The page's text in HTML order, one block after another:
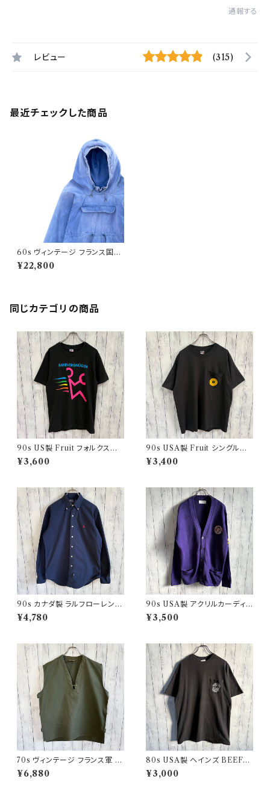
通報する
レビュー (315)
最近チェックした商品
60s ヴィンテージ フランス国鉄
アノラックパーカー ビンテージ
プルオーバー
¥22,800
同じカテゴリの商品
90s US製 Fruit フォルクスワ
ーゲン シングルステッチTシャツ
ヴィンテージTシャツ アド 企業
¥3,600
90s USA製 Fruit シングルス
テッチTシャツ ポケットT scree
nstars ヴィンテージ
¥3,400
90s カナダ製 ラルフローレン
ボタンダウンシャツ Ralph Laur
en
¥4,780
90s USA製 アクリルカーディガ
ン レタード 紫 アメリカ製
¥3,500
70s ヴィンテージ フランス軍 G
AOベスト ミリタリーベスト ユ
ーロミリタリー
¥6,880
80s USA製 ヘインズ BEEFY
シングルステッチTシャツ ヴィン
テージTシャツ ポケT
¥3,000